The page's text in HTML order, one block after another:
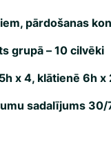
pārdošanas
grupā – 10 cilvēki
x 4, klātienē 6h x
sadalījums 30/